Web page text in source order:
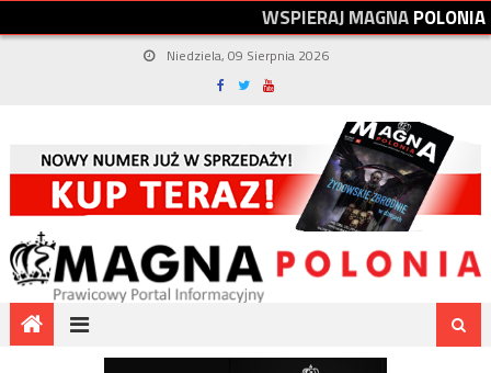
WSPIERAJMAGNAPOLONIA
Niedziela, 09 Sierpnia 2026